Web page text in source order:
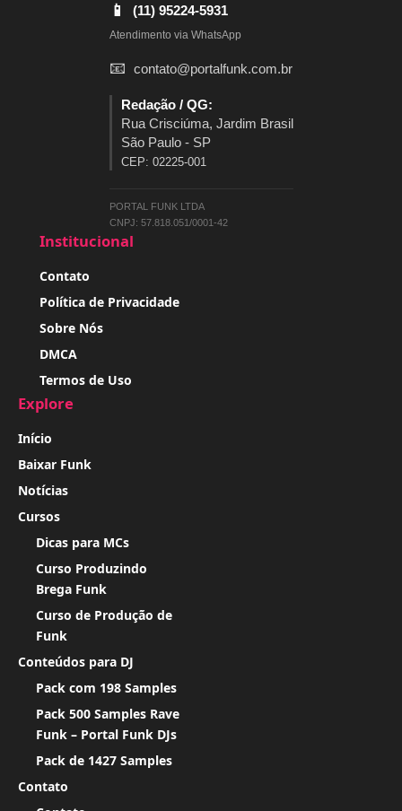
📱 (11) 95224-5931
Atendimento via WhatsApp
📧 contato@portalfunk.com.br
Redação / QG:
Rua Crisciúma, Jardim Brasil
São Paulo - SP
CEP: 02225-001
PORTAL FUNK LTDA
CNPJ: 57.818.051/0001-42
Institucional
Contato
Política de Privacidade
Sobre Nós
DMCA
Termos de Uso
Explore
Início
Baixar Funk
Notícias
Cursos
Dicas para MCs
Curso Produzindo
Brega Funk
Curso de Produção de
Funk
Conteúdos para DJ
Pack com 198 Samples
Pack 500 Samples Rave
Funk – Portal Funk DJs
Pack de 1427 Samples
Contato